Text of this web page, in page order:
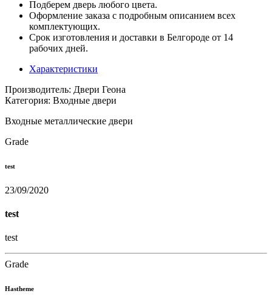
Подберем дверь любого цвета.
Оформление заказа с подробным описанием всех
комплектующих.
Срок изготовления и доставки в Белгороде от 14
рабочих дней.
Характеристики
Производитель: Двери Геона
Категория: Входные двери
Входные металлические двери
Grade
test
23/09/2020
test
test
Grade
Hastheme